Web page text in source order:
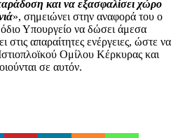
και να εξασφαλίσει χώρο
», σημειώνει στην αναφορά του ο
Υπουργείο να δώσει άμεσα
στις απαραίτητες ενέργειες, ώστε να
Ομίλου Κέρκυρας και
σε αυτόν.